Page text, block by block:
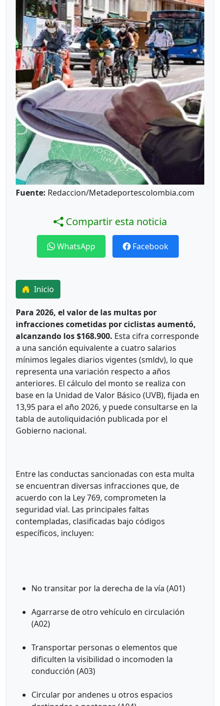
Fuente: Redaccion/Metadeportescolombia.com
Compartir esta noticia
WhatsApp Facebook
Inicio
Para 2026, el valor de las multas por
infracciones cometidas por ciclistas aumentó,
alcanzando los $168.900. Esta cifra corresponde
a una sanción equivalente a cuatro salarios
mínimos legales diarios vigentes (smldv), lo que
representa una variación respecto a años
anteriores. El cálculo del monto se realiza con
base en la Unidad de Valor Básico (UVB), fijada en
13,95 para el año 2026, y puede consultarse en la
tabla de autoliquidación publicada por el
Gobierno nacional.
Entre las conductas sancionadas con esta multa
se encuentran diversas infracciones que, de
acuerdo con la Ley 769, comprometen la
seguridad vial. Las principales faltas
contempladas, clasificadas bajo códigos
específicos, incluyen:
No transitar por la derecha de la vía (A01)
Agarrarse de otro vehículo en circulación
(A02)
Transportar personas o elementos que
dificulten la visibilidad o incomoden la
conducción (A03)
Circular por andenes u otros espacios